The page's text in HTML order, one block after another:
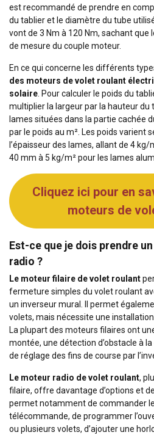
est recommandé de prendre en
du tablier et le diamètre du tube
vont de 3 Nm à 120 Nm, sachant que
de mesure du couple moteur.
En ce qui concerne les différents
des moteurs de volet roulant
solaire . Pour calculer le poids du
multiplier la largeur par la hauteur du
lames situées dans la partie cachée
par le poids au m². Les poids varient
l’épaisseur des lames, allant de 4 kg/
40 mm à 5 kg/m² pour les lames
Cliquez ici pour en
moteurs de
Est-ce que je dois prendre
radio ?
Le moteur filaire de volet roulant
fermeture simples du volet roulant
un inverseur mural. Il permet
volets, mais nécessite une
La plupart des moteurs filaires ont
montée, une détection d’obstacle à
de réglage des fins de course par
Le moteur radio de volet roulant,
filaire, offre davantage d’options et de
permet notamment de commander
télécommande, de programmer
ou plusieurs volets, d’ajouter une